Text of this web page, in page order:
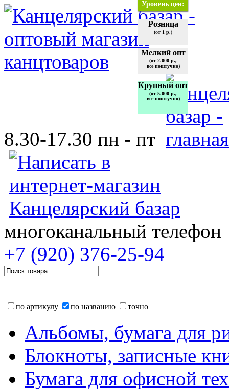
Уровень цен:
Розница
(от 1 р.)
Мелкий опт
(от 2.000 р.,
всё поштучно)
Крупный опт
(от 5.000 р.,
всё поштучно)
8.30-17.30 пн - пт
многоканальный телефон
+7 (920) 376-25-94
по артикулу по названию точно
Альбомы, бумага для
Блокноты, записные
Бумага для офисной